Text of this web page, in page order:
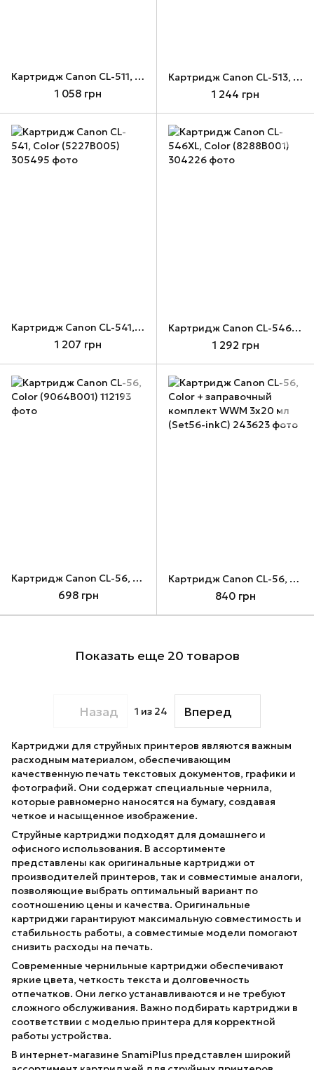
Картридж Canon CL-511, Color (2972B007)
1 058 грн
Картридж Canon CL-513, Color (2971B007)
1 244 грн
Картридж Canon CL-541, Color (5227B005)
1 207 грн
Картридж Canon CL-546XL, Color (8288B001)
1 292 грн
Картридж Canon CL-56, Color (9064B001)
698 грн
Картридж Canon CL-56, Color + заправочный комплект WWM 3x20 мл (Set56-inkC)
840 грн
Показать еще 20 товаров
Назад 1 из 24 Вперед
Картриджи для струйных принтеров являются важным
расходным материалом, обеспечивающим
качественную печать текстовых документов, графики и
фотографий. Они содержат специальные чернила,
которые равномерно наносятся на бумагу, создавая
четкое и насыщенное изображение.
Струйные картриджи подходят для домашнего и
офисного использования. В ассортименте
представлены как оригинальные картриджи от
производителей принтеров, так и совместимые аналоги,
позволяющие выбрать оптимальный вариант по
соотношению цены и качества. Оригинальные
картриджи гарантируют максимальную совместимость и
стабильность работы, а совместимые модели помогают
снизить расходы на печать.
Современные чернильные картриджи обеспечивают
яркие цвета, четкость текста и долговечность
отпечатков. Они легко устанавливаются и не требуют
сложного обслуживания. Важно подбирать картриджи в
соответствии с моделью принтера для корректной
работы устройства.
В интернет-магазине SnamiPlus представлен широкий